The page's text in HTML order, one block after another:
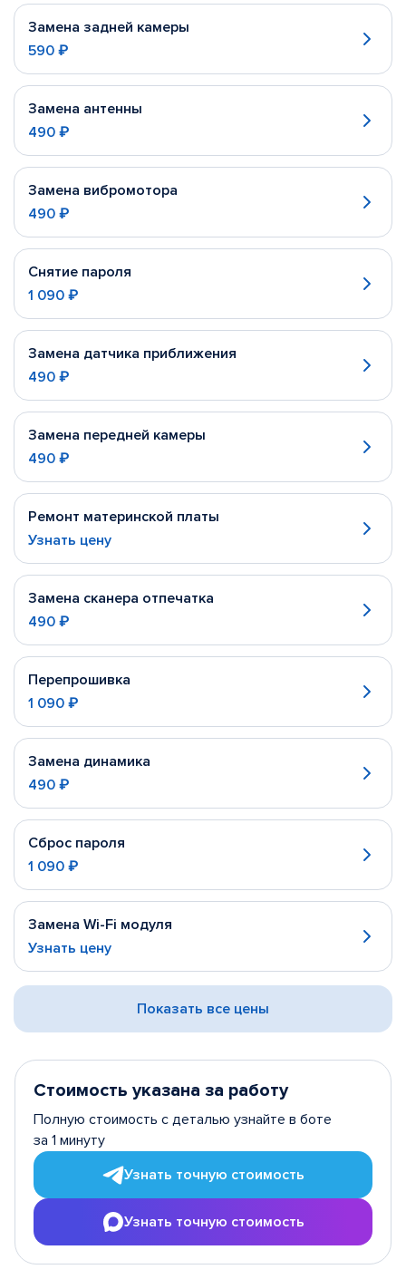
Замена задней камеры
590 ₽
Замена антенны
490 ₽
Замена вибромотора
490 ₽
Снятие пароля
1 090 ₽
Замена датчика приближения
490 ₽
Замена передней камеры
490 ₽
Ремонт материнской платы
Узнать цену
Замена сканера отпечатка
490 ₽
Перепрошивка
1 090 ₽
Замена динамика
490 ₽
Сброс пароля
1 090 ₽
Замена Wi-Fi модуля
Узнать цену
Показать все цены
Стоимость указана за работу
Полную стоимость с деталью узнайте в боте
за 1 минуту
Узнать точную стоимость
Узнать точную стоимость